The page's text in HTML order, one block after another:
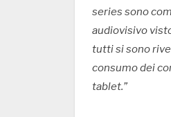
series sono
audiovisivo
tutti si sono
consumo dei
tablet.”